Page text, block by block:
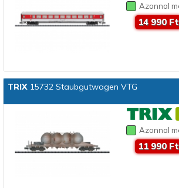
Azonnal
14 990 Ft
TRIX15732 Staubgutwagen VTG
Azonnal
11 990 Ft